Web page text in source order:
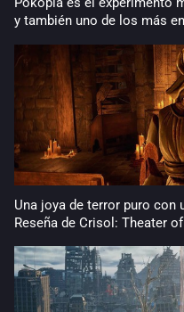
y también uno de los más
Una joya de terror puro con
Reseña de Crisol: Theater